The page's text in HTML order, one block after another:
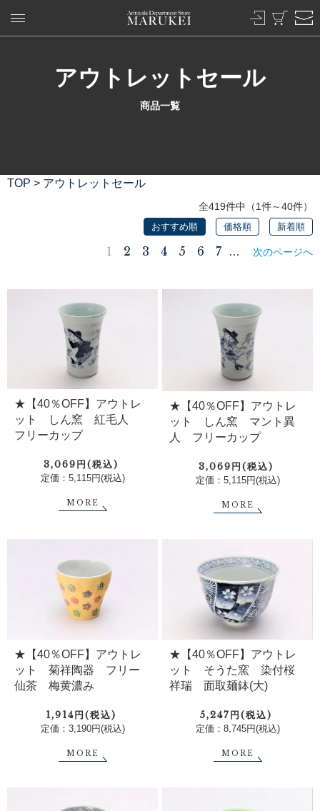
アウトレットセール
商品一覧
TOP > アウトレットセール
全419件中（1件～40件）
おすすめ順 価格順 新着順
1 2 3 4 5 6 7 … 次のページへ
★【40％OFF】アウトレ
ット しん窯 紅毛人
フリーカップ
3,069円(税込)
定価：5,115円(税込)
MORE
★【40％OFF】アウトレ
ット しん窯 マント異
人 フリーカップ
3,069円(税込)
定価：5,115円(税込)
MORE
★【40％OFF】アウトレ
ット 菊祥陶器 フリー
仙茶 梅黄濃み
1,914円(税込)
定価：3,190円(税込)
MORE
★【40％OFF】アウトレ
ット そうた窯 染付桜
祥瑞 面取麺鉢(大)
5,247円(税込)
定価：8,745円(税込)
MORE